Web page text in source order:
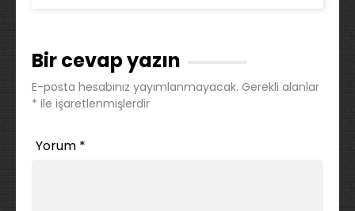
Bir cevap yazın
E-posta hesabınız yayımlanmayacak. Gerekli alanlar
* ile işaretlenmişlerdir
Yorum *